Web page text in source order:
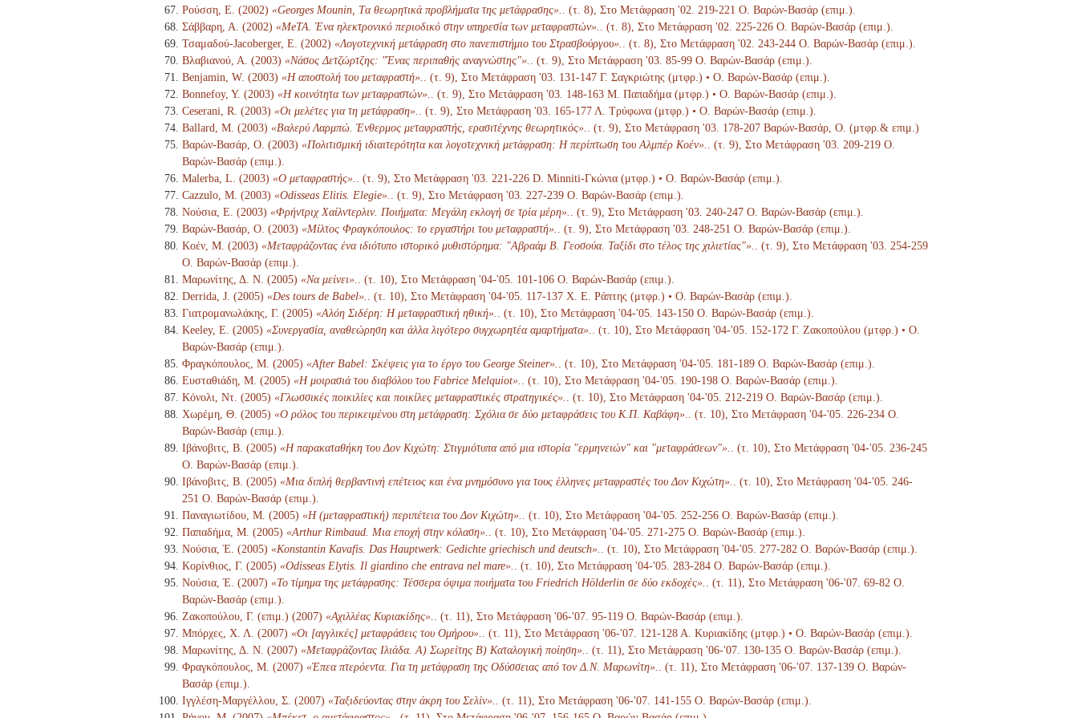
Ρούσση, Ε. (2002) «Georges Mounin, Tα θεωρητικά προβλήματα της μετάφρασης».
. (τ. 8), Στο Μετάφραση '02. 219-221 Ο. Βαρών-Βασάρ (επιμ.).
Σάββαρη, Α. (2002) «MeTA. Ένα ηλεκτρονικό περιοδικό στην υπηρεσία των μεταφραστών».
. (τ. 8), Στο Μετάφραση '02. 225-226 Ο. Βαρών-Βασάρ (επιμ.).
Τσαμαδού-Jacoberger, Ε. (2002) «Λογοτεχνική μετάφραση στο πανεπιστήμιο του Στρασβούργου».
. (τ. 8), Στο Μετάφραση '02. 243-244 Ο. Βαρών-Βασάρ (επιμ.).
Βλαβιανού, Α. (2003) «Νάσος Δετζώρτζης: "Ένας περιπαθής αναγνώστης"».
. (τ. 9), Στο Μετάφραση '03. 85-99 Ο. Βαρών-Βασάρ (επιμ.).
Benjamin, W. (2003) «Η αποστολή του μεταφραστή».
. (τ. 9), Στο Μετάφραση '03. 131-147 Γ. Σαγκριώτης (μτφρ.) • Ο. Βαρών-Βασάρ (επιμ.).
Bonnefoy, Y. (2003) «Η κοινότητα των μεταφραστών».
. (τ. 9), Στο Μετάφραση '03. 148-163 Μ. Παπαδήμα (μτφρ.) • Ο. Βαρών-Βασάρ (επιμ.).
Ceserani, R. (2003) «Οι μελέτες για τη μετάφραση».
. (τ. 9), Στο Μετάφραση '03. 165-177 Λ. Τρύφωνα (μτφρ.) • Ο. Βαρών-Βασάρ (επιμ.).
Ballard, M. (2003) «Βαλερύ Λαρμπώ. Ένθερμος μεταφραστής, ερασιτέχνης θεωρητικός».
. (τ. 9), Στο Μετάφραση '03. 178-207 Βαρών-Βασάρ, Ο. (μτφρ.& επιμ.)
Βαρών-Βασάρ, Ο. (2003) «Πολιτισμική ιδιαιτερότητα και λογοτεχνική μετάφραση: Η περίπτωση του Αλμπέρ Κοέν».
. (τ. 9), Στο Μετάφραση '03. 209-219 Ο.
Βαρών-Βασάρ (επιμ.).
Malerba, L. (2003) «Ο μεταφραστής».
. (τ. 9), Στο Μετάφραση '03. 221-226 D. Minniti-Γκώνια (μτφρ.) • Ο. Βαρών-Βασάρ (επιμ.).
Cazzulo, M. (2003) «Odisseas Elitis. Elegie».
. (τ. 9), Στο Μετάφραση '03. 227-239 Ο. Βαρών-Βασάρ (επιμ.).
Νούσια, Ε. (2003) «Φρήντριχ Χαίλντερλιν. Ποιήματα: Μεγάλη εκλογή σε τρία μέρη».
. (τ. 9), Στο Μετάφραση '03. 240-247 Ο. Βαρών-Βασάρ (επιμ.).
Βαρών-Βασάρ, Ο. (2003) «Μίλτος Φραγκόπουλος: το εργαστήρι του μεταφραστή».
. (τ. 9), Στο Μετάφραση '03. 248-251 Ο. Βαρών-Βασάρ (επιμ.).
Κοέν, Μ. (2003) «Μεταφράζοντας ένα ιδιότυπο ιστορικό μυθιστόρημα: "Αβραάμ Β. Γεοσούα. Ταξίδι στο τέλος της χιλιετίας"».
. (τ. 9), Στο Μετάφραση '03. 254-259
Ο. Βαρών-Βασάρ (επιμ.).
Μαρωνίτης, Δ. Ν. (2005) «Να μείνει».
. (τ. 10), Στο Μετάφραση '04-'05. 101-106 Ο. Βαρών-Βασάρ (επιμ.).
Derrida, J. (2005) «Des tours de Babel».
. (τ. 10), Στο Μετάφραση '04-'05. 117-137 Χ. Ε. Ράπτης (μτφρ.) • Ο. Βαρών-Βασάρ (επιμ.).
Γιατρομανωλάκης, Γ. (2005) «Αλόη Σιδέρη: Η μεταφραστική ηθική».
. (τ. 10), Στο Μετάφραση '04-'05. 143-150 Ο. Βαρών-Βασάρ (επιμ.).
Keeley, E. (2005) «Συνεργασία, αναθεώρηση και άλλα λιγότερο συγχωρητέα αμαρτήματα».
. (τ. 10), Στο Μετάφραση '04-'05. 152-172 Γ. Ζακοπούλου (μτφρ.) • Ο.
Βαρών-Βασάρ (επιμ.).
Φραγκόπουλος, Μ. (2005) «After Babel: Σκέψεις για το έργο του George Steiner».
. (τ. 10), Στο Μετάφραση '04-'05. 181-189 Ο. Βαρών-Βασάρ (επιμ.).
Ευσταθιάδη, Μ. (2005) «Η μοιρασιά του διαβόλου του Fabrice Melquiot».
. (τ. 10), Στο Μετάφραση '04-'05. 190-198 Ο. Βαρών-Βασάρ (επιμ.).
Κόνολι, Ντ. (2005) «Γλωσσικές ποικιλίες και ποικίλες μεταφραστικές στρατηγικές».
. (τ. 10), Στο Μετάφραση '04-'05. 212-219 Ο. Βαρών-Βασάρ (επιμ.).
Χωρέμη, Θ. (2005) «Ο ρόλος του περικειμένου στη μετάφραση: Σχόλια σε δύο μεταφράσεις του Κ.Π. Καβάφη».
. (τ. 10), Στο Μετάφραση '04-'05. 226-234 Ο.
Βαρών-Βασάρ (επιμ.).
Ιβάνοβιτς, Β. (2005) «Η παρακαταθήκη του Δον Κιχώτη: Στιγμιότυπα από μια ιστορία "ερμηνειών" και "μεταφράσεων"».
. (τ. 10), Στο Μετάφραση '04-'05. 236-245
Ο. Βαρών-Βασάρ (επιμ.).
Ιβάνοβιτς, Β. (2005) «Μια διπλή θερβαντινή επέτειος και ένα μνημόσυνο για τους έλληνες μεταφραστές του Δον Κιχώτη».
. (τ. 10), Στο Μετάφραση '04-'05. 246-
251 Ο. Βαρών-Βασάρ (επιμ.).
Παναγιωτίδου, Μ. (2005) «Η (μεταφραστική) περιπέτεια του Δον Κιχώτη».
. (τ. 10), Στο Μετάφραση '04-'05. 252-256 Ο. Βαρών-Βασάρ (επιμ.).
Παπαδήμα, Μ. (2005) «Arthur Rimbaud. Μια εποχή στην κόλαση».
. (τ. 10), Στο Μετάφραση '04-'05. 271-275 Ο. Βαρών-Βασάρ (επιμ.).
Νούσια, Έ. (2005) «Konstantin Kavafis. Das Hauptwerk: Gedichte griechisch und deutsch».
. (τ. 10), Στο Μετάφραση '04-'05. 277-282 Ο. Βαρών-Βασάρ (επιμ.).
Κορίνθιος, Γ. (2005) «Odisseas Elytis. Il giardino che entrava nel mare».
. (τ. 10), Στο Μετάφραση '04-'05. 283-284 Ο. Βαρών-Βασάρ (επιμ.).
Νούσια, Έ. (2007) «Το τίμημα της μετάφρασης: Τέσσερα όψιμα ποιήματα του Friedrich Hölderlin σε δύο εκδοχές».
. (τ. 11), Στο Μετάφραση '06-'07. 69-82 Ο.
Βαρών-Βασάρ (επιμ.).
Ζακοπούλου, Γ. (επιμ.) (2007) «Αχιλλέας Κυριακίδης».
. (τ. 11), Στο Μετάφραση '06-'07. 95-119 Ο. Βαρών-Βασάρ (επιμ.).
Μπόρχες, Χ. Λ. (2007) «Οι [αγγλικές] μεταφράσεις του Ομήρου».
. (τ. 11), Στο Μετάφραση '06-'07. 121-128 Α. Κυριακίδης (μτφρ.) • Ο. Βαρών-Βασάρ (επιμ.).
Μαρωνίτης, Δ. Ν. (2007) «Μεταφράζοντας Ιλιάδα. Α) Σωρείτης Β) Καταλογική ποίηση».
. (τ. 11), Στο Μετάφραση '06-'07. 130-135 Ο. Βαρών-Βασάρ (επιμ.).
Φραγκόπουλος, Μ. (2007) «Έπεα πτερόεντα. Για τη μετάφραση της Οδύσσειας από τον Δ.Ν. Μαρωνίτη».
. (τ. 11), Στο Μετάφραση '06-'07. 137-139 Ο. Βαρών-
Βασάρ (επιμ.).
Ιγγλέση-Μαργέλλου, Σ. (2007) «Ταξιδεύοντας στην άκρη του Σελίν».
. (τ. 11), Στο Μετάφραση '06-'07. 141-155 Ο. Βαρών-Βασάρ (επιμ.).